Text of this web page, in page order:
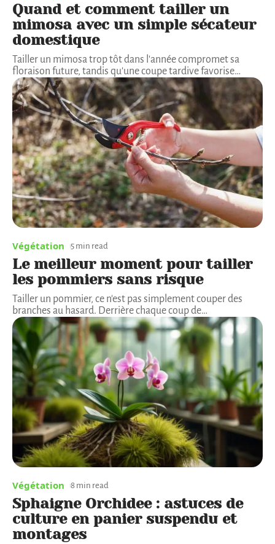
Quand et comment tailler un
mimosa avec un simple sécateur
domestique
Tailler un mimosa trop tôt dans l'année compromet sa
floraison future, tandis qu'une coupe tardive favorise…
Végétation 5 min read
Le meilleur moment pour tailler
les pommiers sans risque
Tailler un pommier, ce n'est pas simplement couper des
branches au hasard. Derrière chaque coup de…
Végétation 8 min read
Sphaigne Orchidee : astuces de
culture en panier suspendu et
montages